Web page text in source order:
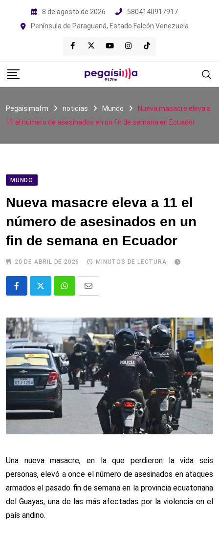
8 de agosto de 2026
5804140917917
Península de Paraguaná, Estado Falcón Venezuela
Pegaisimafm noticias Mundo
Nueva masacre eleva a
11 el número de asesinados en un fin de semana en Ecuador
MUNDO
Nueva masacre eleva a 11 el
número de asesinados en un
fin de semana en Ecuador
20 DE ABRIL DE 2026 MINUTOS DE LECTURA
WhatsappComparte
email
Una nueva masacre, en la que perdieron la vida seis
personas, elevó a once el número de asesinados en ataques
armados el pasado fin de semana en la provincia ecuatoriana
del Guayas, una de las más afectadas por la violencia en el
país andino.